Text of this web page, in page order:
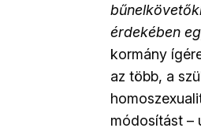
érdekében
kormány
az több, a
módosítást –